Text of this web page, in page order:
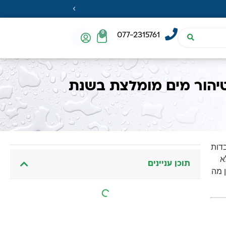
077-2315761
0
מים מומלצת בשנת
נבין מה
תוכן עניינים